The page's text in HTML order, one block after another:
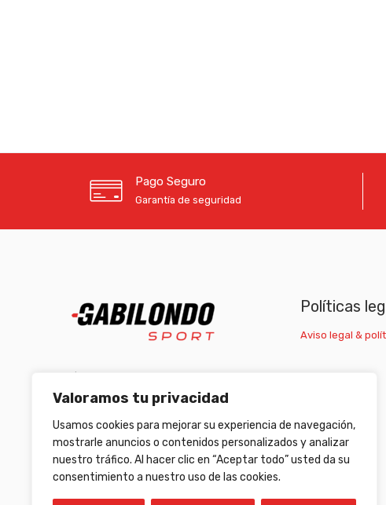
Valoramos tu privacidad
Usamos cookies para mejorar su experiencia de navegación,
mostrarle anuncios o contenidos personalizados y analizar
nuestro tráfico. Al hacer clic en “Aceptar todo” usted da su
consentimiento a nuestro uso de las cookies.
Pago Seguro
Garantía de seguridad
C/ Carretera Escrivá, nº1 46007 Valencia
(+34) 963 511 653 /(+34) 633 472 653
armeriagabilondo@gabilondosport.com
Políticas
Aviso legal &